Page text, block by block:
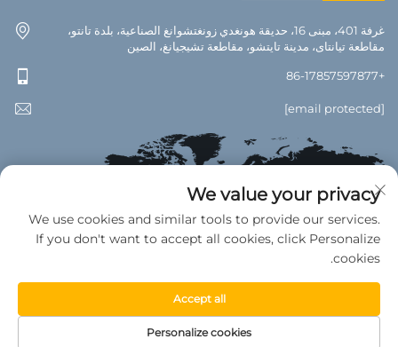
غرفة 401، مبنى 16، حديقة هونغدي زونغتشوانغ الصناعية، بلدة تانتو،
مقاطعة تيانتاى، مدينة تايتشو، مقاطعة تشيجيانغ، الصين
+86-17857597877
[email protected]
سياسة الخصوصية
We value your privacy
We use cookies and similar tools to provide our services.
If you don't want to accept all cookies, click Personalize
cookies.
Personalize cookies
Accept all